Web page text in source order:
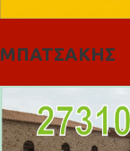
ΜΠΑΤΣΑΚΗΣ